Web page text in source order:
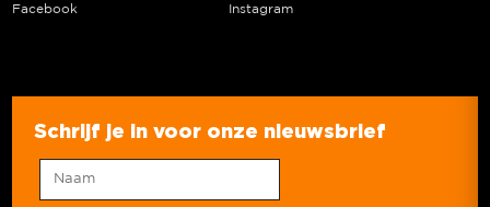
Facebook
Instagram
Schrijf je in voor onze nieuwsbrief